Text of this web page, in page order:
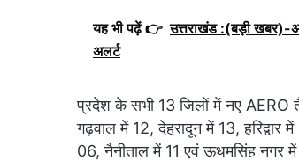
यह भी पढ़ें 👉 उत्तराखंड :(बड़ी खबर)-
अलर्ट
प्रदेश के सभी 13 जिलों में नए AERO
गढ़वाल में 12, देहरादून में 13, हरिद्वार
06, नैनीताल में 11 एवं ऊधमसिंह नगर